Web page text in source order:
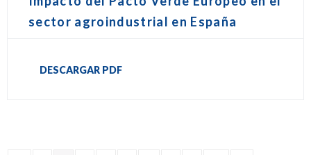
sector agroindustrial en España
DESCARGAR PDF